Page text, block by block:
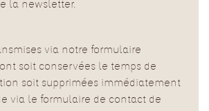
la newsletter.
via notre formulaire
soit conservées le temps de
soit supprimées immédiatement
via le formulaire de contact de